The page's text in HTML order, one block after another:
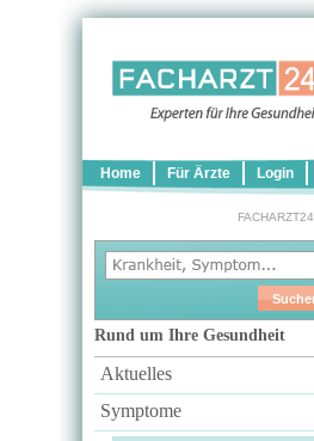
Home Für Ärzte Login
FACHARZT24
Rund um Ihre Gesundheit
Aktuelles
Symptome